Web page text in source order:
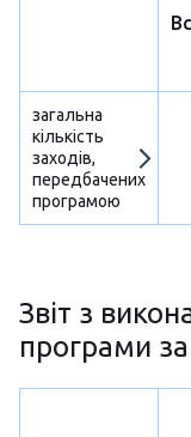
загальна
кількість
заходів,
передбачених
програмою
Звіт з
програми